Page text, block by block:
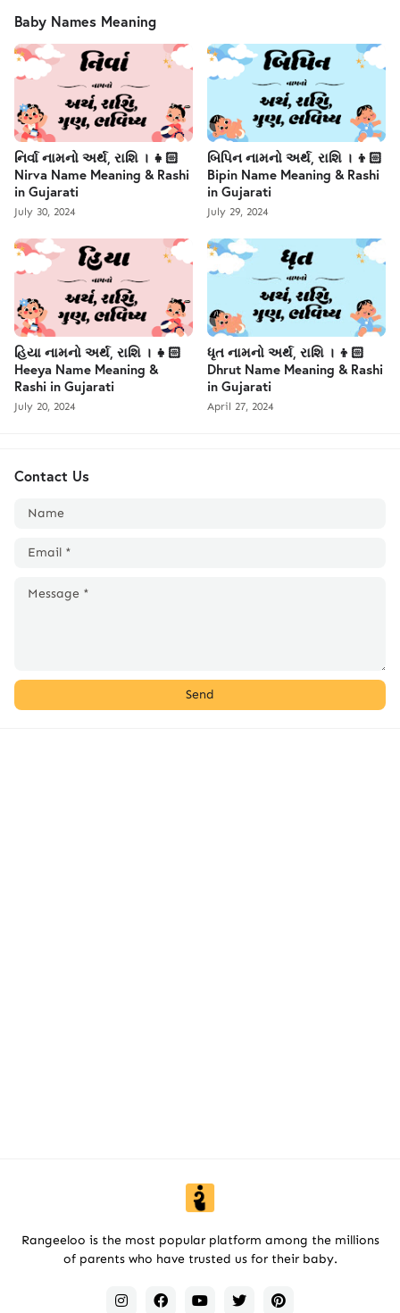
Baby Names Meaning
નિર્વા નામનો અર્થ, રાશિ । 👧🏻
Nirva Name Meaning & Rashi
in Gujarati
July 30, 2024
બિપિન નામનો અર્થ, રાશિ । 👦🏻
Bipin Name Meaning & Rashi
in Gujarati
July 29, 2024
હિયા નામનો અર્થ, રાશિ । 👧🏻
Heeya Name Meaning &
Rashi in Gujarati
July 20, 2024
ધૃત નામનો અર્થ, રાશિ । 👦🏻
Dhrut Name Meaning & Rashi
in Gujarati
April 27, 2024
Contact Us
Rangeeloo is the most popular platform among the millions
of parents who have trusted us for their baby.